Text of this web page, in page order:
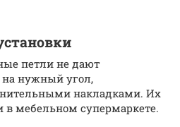
петли не дают
нужный угол,
накладками. Их
мебельном супермаркете.